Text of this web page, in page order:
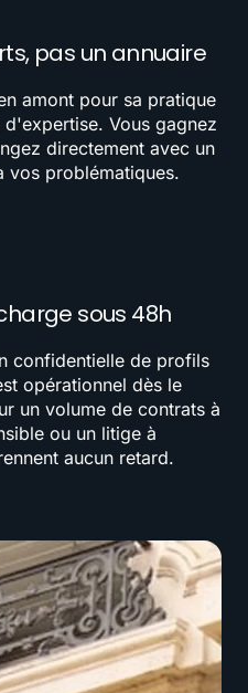
pas un annuaire
amont pour sa pratique
Vous gagnez
directement avec un
vos problématiques.
sous 48h
confidentielle de profils
opérationnel dès le
un volume de contrats à
ou un litige à
aucun retard.